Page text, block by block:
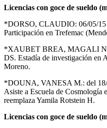
Licencias con goce de sueldo
*DORSO, CLAUDIO: 06/05/15
Participación en Trefemac
*XAUBET BREA, MAGALI
DS. Estadía de investigación en
Moreno.
*DOUNA, VANESA M.: del 18/
Asiste a Escuela de Cosmología
reemplaza Yamila Rotstein H.
Licencias con goce de sueldo